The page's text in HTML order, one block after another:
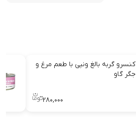
کنسرو گربه بالغ ونپی با طعم مرغ و
جگر گاو
۲۸۰,۰۰۰